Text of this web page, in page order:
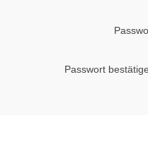
Passwort